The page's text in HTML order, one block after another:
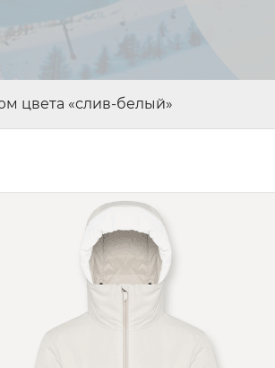
цвета «слив-белый»